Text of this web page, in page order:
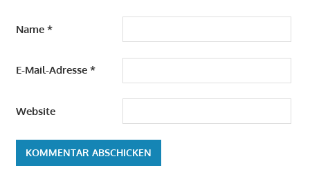
Name *
E-Mail-Adresse *
Website